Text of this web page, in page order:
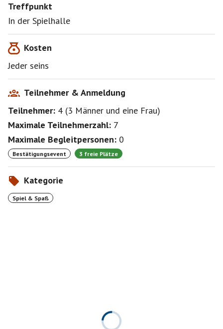
Treffpunkt
In der Spielhalle
Kosten
Jeder seins
Teilnehmer & Anmeldung
Teilnehmer: 4 (3 Männer und eine Frau)
Maximale Teilnehmerzahl: 7
Maximale Begleitpersonen: 0
Bestätigungsevent 3 freie Plätze
Kategorie
Spiel & Spaß